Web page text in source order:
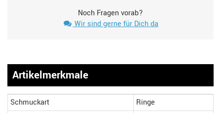
Noch Fragen vorab?
Wir sind gerne für Dich da
Artikelmerkmale
Schmuckart
Ringe